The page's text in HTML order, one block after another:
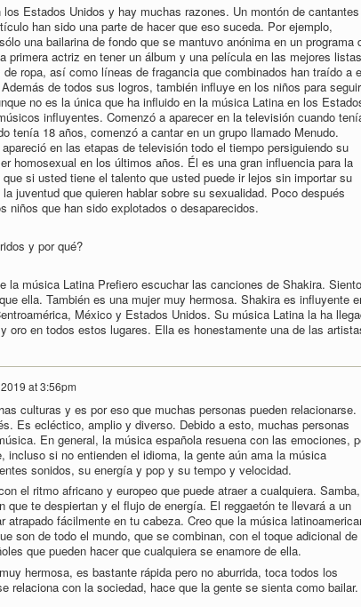
Estados Unidos y hay muchas razones. Un montón de cantantes
han sido una parte de hacer que eso suceda. Por ejemplo,
una bailarina de fondo que se mantuvo anónima en un programa
primera actriz en tener un álbum y una película en las mejores listas
ropa, así como líneas de fragancia que combinados han traído a
de todos sus logros, también influye en los niños para seguir
no es la única que ha influido en la música Latina en los
influyentes. Comenzó a aparecer en la televisión cuando
tenía 18 años, comenzó a cantar en un grupo llamado Menudo.
en las etapas de televisión todo el tiempo persiguiendo su
homosexual en los últimos años. Él es una gran influencia para la
si usted tiene el talento que usted puede ir lejos sin importar su
juventud que quieren hablar sobre su sexualidad. Poco después
niños que han sido explotados o desaparecidos.
y por qué?
la música Latina Prefiero escuchar las canciones de Shakira. Siento
ella. También es una mujer muy hermosa. Shakira es influyente
México y Estados Unidos. Su música Latina la ha
oro en todos estos lugares. Ella es honestamente una de las
at 3:56pm
culturas y es por eso que muchas personas pueden relacionarse.
Es ecléctico, amplio y diverso. Debido a esto, muchas personas
En general, la música española resuena con las emociones,
incluso si no entienden el idioma, la gente aún ama la música
sonidos, su energía y pop y su tempo y velocidad.
el ritmo africano y europeo que puede atraer a cualquiera. Samba,
que te despiertan y el flujo de energía. El reggaetón te llevará a un
atrapado fácilmente en tu cabeza. Creo que la música
son de todo el mundo, que se combinan, con el toque adicional de
que pueden hacer que cualquiera se enamore de ella.
hermosa, es bastante rápida pero no aburrida, toca todos los
relaciona con la sociedad, hace que la gente se sienta como bailar.